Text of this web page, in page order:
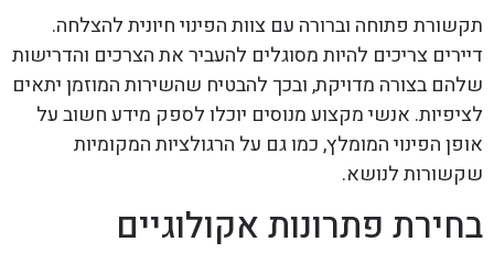
תקשורת פתוחה וברורה עם צוות הפינוי חיונית להצלחה.
דיירים צריכים להיות מסוגלים להעביר את הצרכים והדרישות
שלהם בצורה מדויקת, ובכך להבטיח שהשירות המוזמן יתאים
לציפיות. אנשי מקצוע מנוסים יוכלו לספק מידע חשוב על
אופן הפינוי המומלץ, כמו גם על הרגולציות המקומיות
שקשורות לנושא.
בחירת פתרונות אקולוגיים